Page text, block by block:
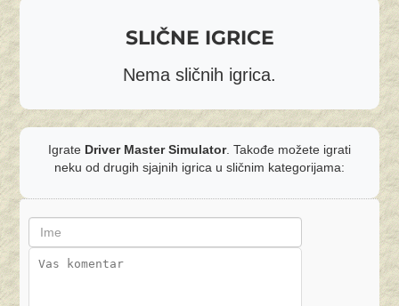
SLIČNE IGRICE
Nema sličnih igrica.
Igrate Driver Master Simulator. Takođe možete igrati
neku od drugih sjajnih igrica u sličnim kategorijama: